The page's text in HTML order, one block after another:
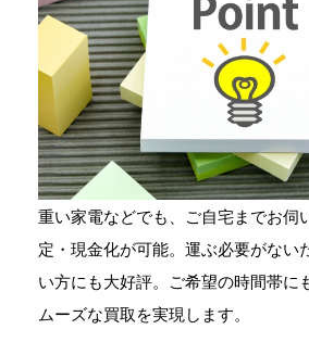
重い家電などでも、ご自宅までお伺
定・現金化が可能。運ぶ必要がない
い方にも大好評。ご希望の時間帯に
ムーズな買取を実現します。